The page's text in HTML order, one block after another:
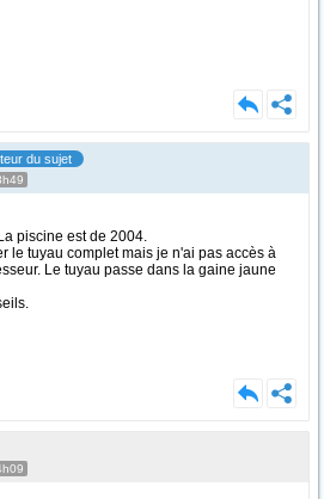
du sujet
piscine est de 2004.
le tuyau complet mais je n'ai pas accès à
Le tuyau passe dans la gaine jaune